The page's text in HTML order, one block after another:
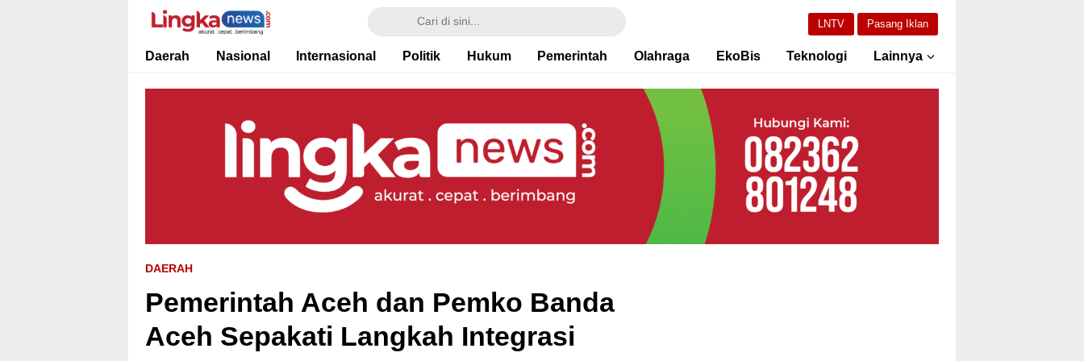
Lingkanews
Akurat. Cepat & Berimbang
LNTV Pasang Iklan
Daerah Nasional Internasional Politik Hukum Pemerintah Olahraga EkoBis Teknologi Lainnya
DAERAH
Pemerintah Aceh dan Pemko Banda
Aceh Sepakati Langkah Integrasi